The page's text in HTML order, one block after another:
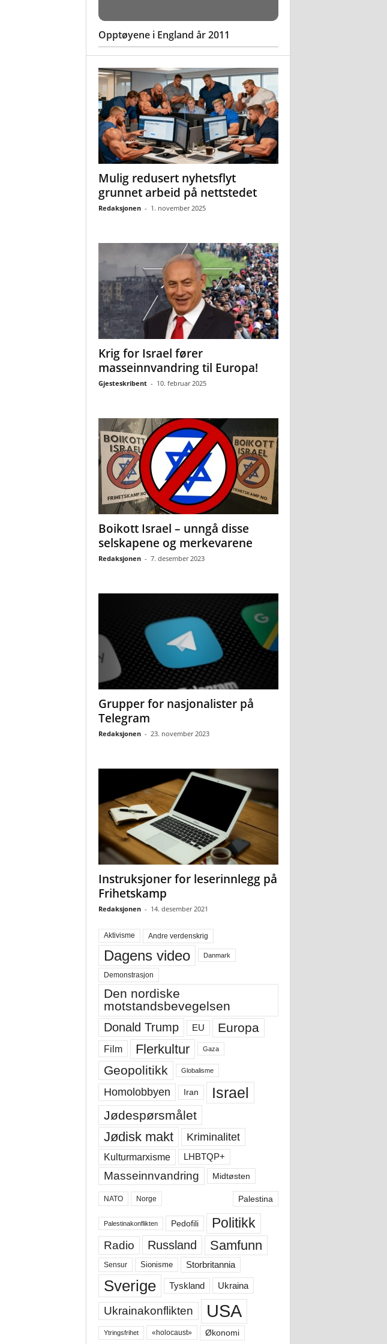
Opptøyene i England år 2011
Mulig redusert nyhetsflyt
grunnet arbeid på nettstedet
Redaksjonen - 1. november 2025
Krig for Israel fører
masseinnvandring til Europa!
Gjesteskribent - 10. februar 2025
Boikott Israel – unngå disse
selskapene og merkevarene
Redaksjonen - 7. desember 2023
Grupper for nasjonalister på
Telegram
Redaksjonen - 23. november 2023
Instruksjoner for leserinnlegg på
Frihetskamp
Redaksjonen - 14. desember 2021
Aktivisme Andre verdenskrig
Dagens video Danmark
Demonstrasjon
Den nordiske
motstandsbevegelsen
Donald Trump EU Europa
Film Flerkultur Gaza
Geopolitikk Globalisme
Homolobbyen Iran Israel
Jødespørsmålet
Jødisk makt Kriminalitet
Kulturmarxisme LHBTQP+
Masseinnvandring Midtøsten
NATO Norge Palestina
Palestinakonflikten Pedofili Politikk
Radio Russland Samfunn
Sensur Sionisme Storbritannia
Sverige Tyskland Ukraina
Ukrainakonflikten USA
Ytringsfrihet «holocaust» Økonomi